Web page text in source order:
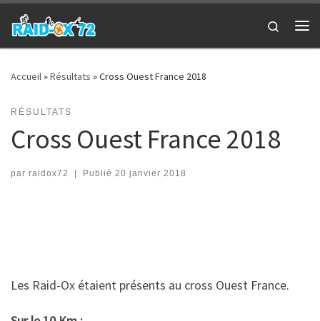
Passer au contenu
Search
Accueil»Résultats »Cross Ouest France 2018
RÉSULTATS
Cross Ouest France 2018
par raidox72 | Publié 20 janvier 2018
Les Raid-Ox étaient présents au cross Ouest France.